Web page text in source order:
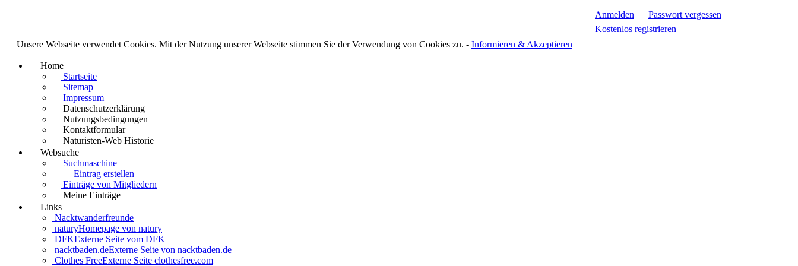
Anmelden
Passwort vergessen
Kostenlos registrieren
Unsere Webseite verwendet Cookies. Mit der Nutzung unserer Webseite stimmen Sie der Verwendung von Cookies zu. - Informieren & Akzeptieren
Home
Startseite
Sitemap
Impressum
Datenschutzerklärung
Nutzungsbedingungen
Kontaktformular
Naturisten-Web Historie
Websuche
Suchmaschine
Eintrag erstellen
Einträge von Mitgliedern
Meine Einträge
Links
Nacktwanderfreunde
naturyHomepage von natury
DFKExterne Seite vom DFK
nacktbaden.deExterne Seite von nacktbaden.de
Clothes FreeExterne Seite clothesfree.com